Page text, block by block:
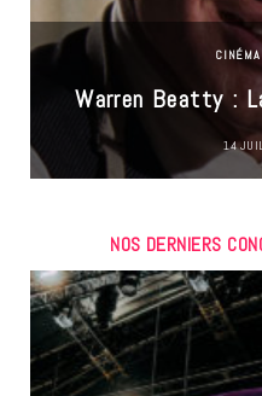
Warren Beatty :
14
NOS DERNIERS